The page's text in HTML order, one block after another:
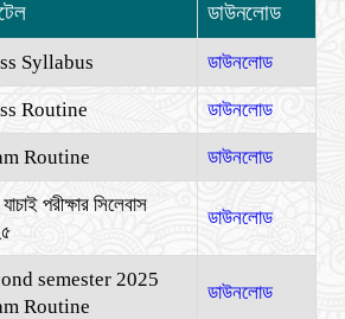
ডাউনলোড
Syllabus ডাউনলোড
Routine ডাউনলোড
Routine ডাউনলোড
পরীক্ষার সিলেবাস
ডাউনলোড
semester 2025
Routine
ডাউনলোড